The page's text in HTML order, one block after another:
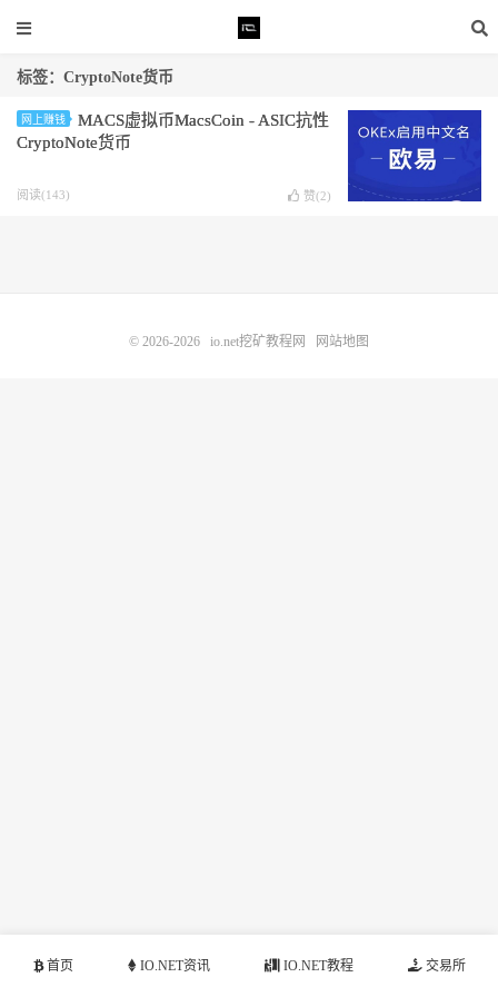
标签：CryptoNote货币
网上赚钱
MACS虚拟币MacsCoin - ASIC抗性
CryptoNote货币
阅读(143) 赞(2)
首页 IO.NET资讯 IO.NET教程 交易所
© 2026-2026 io.net挖矿教程网 网站地图